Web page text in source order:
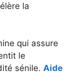
la
qui assure
le
sénile. Aide